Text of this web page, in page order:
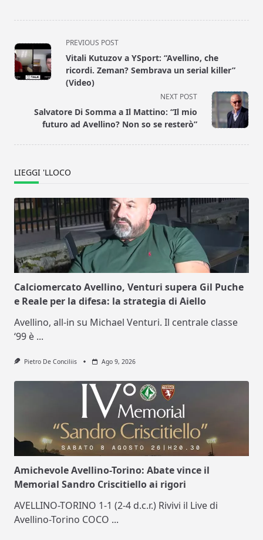
<span
class="nav-
subtitle
screen-
text">Page</span>
PREVIOUS POST
Vitali Kutuzov a YSport: “Avellino, che
ricordi. Zeman? Sembrava un serial killer”
(Video)
NEXT POST
Salvatore Di Somma a Il Mattino: “Il mio
futuro ad Avellino? Non so se resterò”
LIEGGI 'LLOCO
Calciomercato Avellino, Venturi supera Gil Puche
e Reale per la difesa: la strategia di Aiello
Avellino, all-in su Michael Venturi. Il centrale classe
‘99 è ...
Pietro De Conciliis Ago 9, 2026
Amichevole Avellino-Torino: Abate vince il
Memorial Sandro Criscitiello ai rigori
AVELLINO-TORINO 1-1 (2-4 d.c.r.) Rivivi il Live di
Avellino-Torino COCO ...